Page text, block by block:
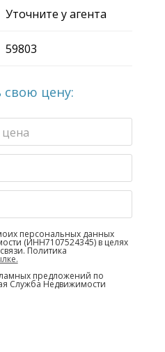
Уточните у агента
59803
цену:
персональных данных
(ИНН7107524345) в целях
Политика
предложений по
Служба Недвижимости